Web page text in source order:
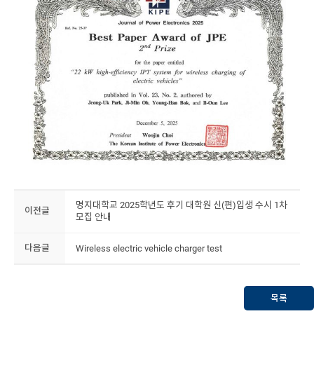
이전글
명지대학교 2025학년도 후기 대학원 신(편)입생 수시 1차
모집 안내
다음글 Wireless electric vehicle charger test
목록